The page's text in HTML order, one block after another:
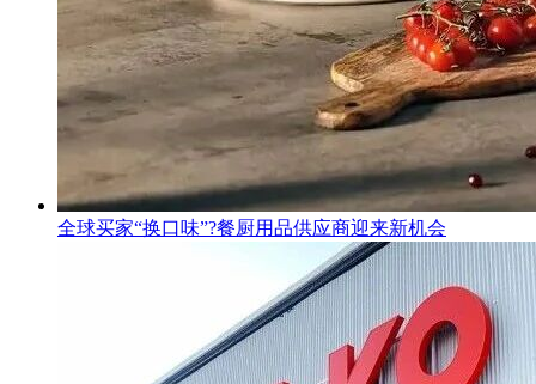
全球买家“换口味”?餐厨用品供应商迎来新机会